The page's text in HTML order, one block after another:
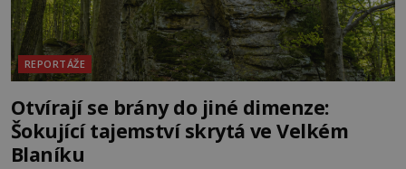
REPORTÁŽE
Otvírají se brány do jiné dimenze:
Šokující tajemství skrytá ve Velkém
Blaníku